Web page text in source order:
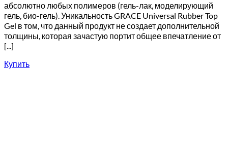
абсолютно любых полимеров (гель-лак, моделирующий
гель, био-гель). Уникальность GRACE Universal Rubber Top
Gel в том, что данный продукт не создает дополнительной
толщины, которая зачастую портит общее впечатление от
[...]
Купить